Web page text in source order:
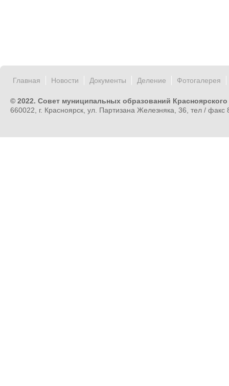
Главная Новости Документы Деление Фотогалерея
© 2022. Совет муниципальных образований Красноярского
660022, г. Красноярск, ул. Партизана Железняка, 36, тел /